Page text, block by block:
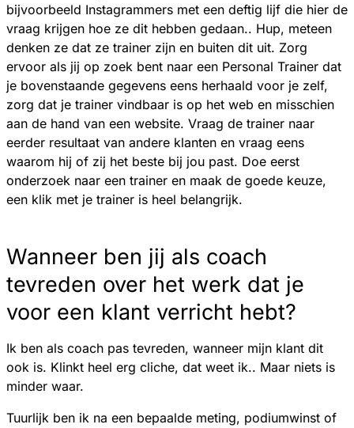
bijvoorbeeld Instagrammers met een deftig lijf die hier de
vraag krijgen hoe ze dit hebben gedaan.. Hup, meteen
denken ze dat ze trainer zijn en buiten dit uit. Zorg
ervoor als jij op zoek bent naar een Personal Trainer dat
je bovenstaande gegevens eens herhaald voor je zelf,
zorg dat je trainer vindbaar is op het web en misschien
aan de hand van een website. Vraag de trainer naar
eerder resultaat van andere klanten en vraag eens
waarom hij of zij het beste bij jou past. Doe eerst
onderzoek naar een trainer en maak de goede keuze,
een klik met je trainer is heel belangrijk.
Wanneer ben jij als coach
tevreden over het werk dat je
voor een klant verricht hebt?
Ik ben als coach pas tevreden, wanneer mijn klant dit
ook is. Klinkt heel erg cliche, dat weet ik.. Maar niets is
minder waar.
Tuurlijk ben ik na een bepaalde meting, podiumwinst of